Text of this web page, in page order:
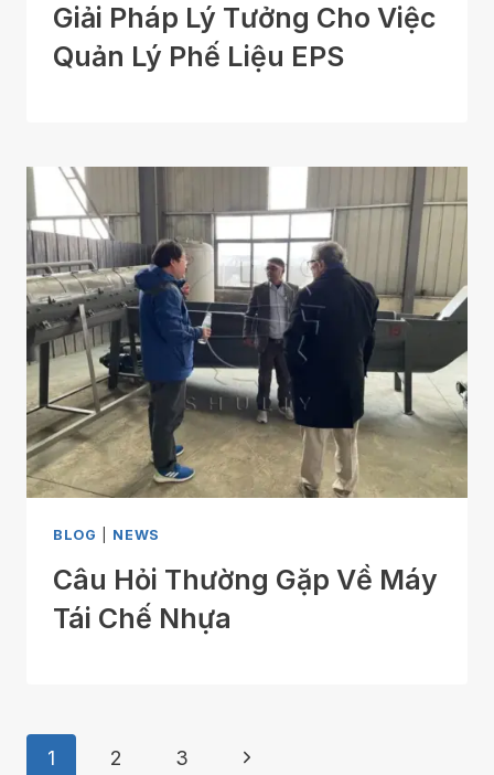
Giải Pháp Lý Tưởng Cho Việc
Quản Lý Phế Liệu EPS
BLOG NEWS
Câu Hỏi Thường Gặp Về Máy
Tái Chế Nhựa
Page
1 2 3
Next